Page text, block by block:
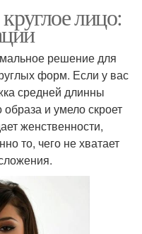
лицо:
решение для
форм. Если у вас
средней длинны
и умело скроет
женственности,
то, чего не хватает